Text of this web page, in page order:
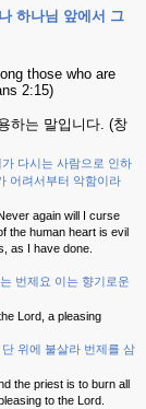
하나님 앞에서 그
those who are
2:15)
하는 말입니다. (창
가 다시는 사람으로 인하
어려서부터 악함이라
again will I curse
the human heart is evil
as I have done.
번제요 이는 향기로운
Lord, a pleasing
단 위에 불살라 번제를 삼
the priest is to burn all
to the Lord.